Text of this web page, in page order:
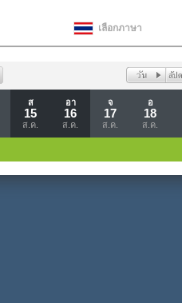
เลือกภาษา
ส
15
ส.ค.
อา
16
ส.ค.
จ
17
ส.ค.
อ
18
ส.ค.